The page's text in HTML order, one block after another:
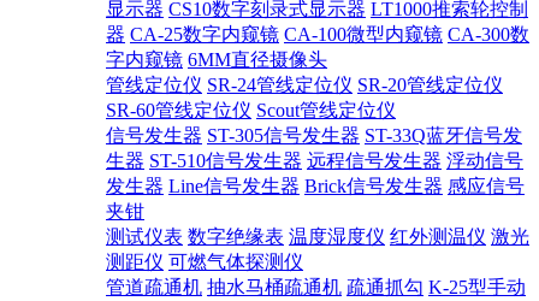
显示器 CS10数字刻录式显示器 LT1000推索轮控制
器 CA-25数字内窥镜 CA-100微型内窥镜 CA-300数
字内窥镜 6MM直径摄像头
管线定位仪 SR-24管线定位仪 SR-20管线定位仪
SR-60管线定位仪 Scout管线定位仪
信号发生器 ST-305信号发生器 ST-33Q蓝牙信号发
生器 ST-510信号发生器 远程信号发生器 浮动信号
发生器 Line信号发生器 Brick信号发生器 感应信号
夹钳
测试仪表 数字绝缘表 温度湿度仪 红外测温仪 激光
测距仪 可燃气体探测仪
管道疏通机 抽水马桶疏通机 疏通抓勾 K-25型手动